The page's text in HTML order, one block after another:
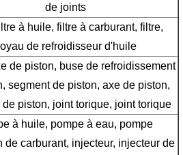
de joints
à huile, filtre à carburant, filtre,
de refroidisseur d'huile
de piston, buse de refroidissement
segment de piston, axe de piston,
piston, joint torique, joint torique
à huile, pompe à eau, pompe
de carburant, injecteur, injecteur de